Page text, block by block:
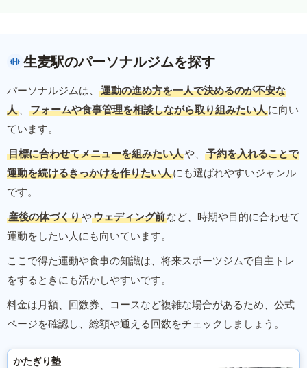
生麦駅のパーソナルジムを探す
パーソナルジムは、
運動の進め方を一人で決めるのが不安な
人 、 フォームや食事管理を相談しながら取り組みたい人に向い
ています。
目標に合わせてメニューを組みたい人や、
予約を入れることで
運動を続けるきっかけを作りたい人にも選ばれやすいジャンル
です。
産後の体づくりやウェディング前など、時期や目的に合わせて
運動をしたい人にも向いています。
ここで得た運動や食事の知識は、将来スポーツジムで自主トレ
をするときにも活かしやすいです。
料金は月額、回数券、コースなど複雑な場合があるため、公式
ページを確認し、総額や通える回数をチェックしましょう。
かたぎり塾